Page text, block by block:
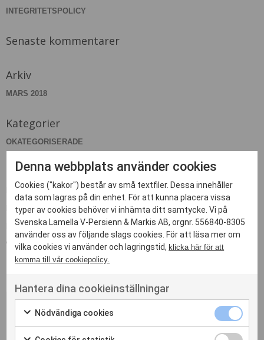
INTEGRITETSPOLICY
Senaste kommentarer
Arkiv
MARS 2018
Kategorier
OKATEGORISERADE
Meta
LOGGA IN
FLÖDE FÖR INLÄGG
FLÖDE FÖR KOMMENTARER
WORDPRESS.ORG
Kontakta oss
Denna webbplats använder cookies
Cookies ("kakor") består av små textfiler. Dessa innehåller
data som lagras på din enhet. För att kunna placera vissa
typer av cookies behöver vi inhämta ditt samtycke. Vi på
Svenska Lamella V-Persienn & Markis AB, orgnr. 556840-8305
använder oss av följande slags cookies. För att läsa mer om
vilka cookies vi använder och lagringstid,klicka här för att
komma till vår cookiepolicy.
Hantera dina cookieinställningar
Nödvändiga cookies